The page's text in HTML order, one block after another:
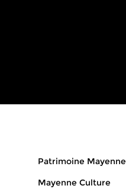
Patrimoine Mayenne
Mayenne Culture